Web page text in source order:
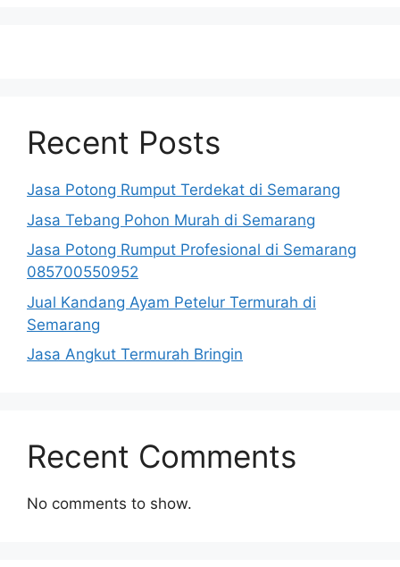
Recent Posts
Jasa Potong Rumput Terdekat di Semarang
Jasa Tebang Pohon Murah di Semarang
Jasa Potong Rumput Profesional di Semarang
085700550952
Jual Kandang Ayam Petelur Termurah di
Semarang
Jasa Angkut Termurah Bringin
Recent Comments
No comments to show.